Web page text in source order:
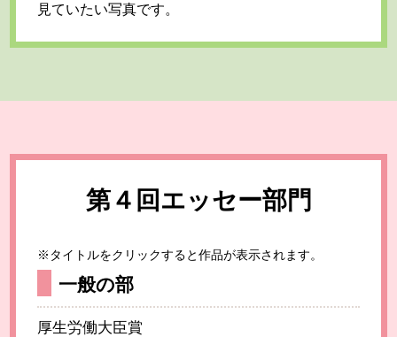
見ていたい写真です。
第４回エッセー部門
※タイトルをクリックすると作品が表示されます。
一般の部
厚生労働大臣賞